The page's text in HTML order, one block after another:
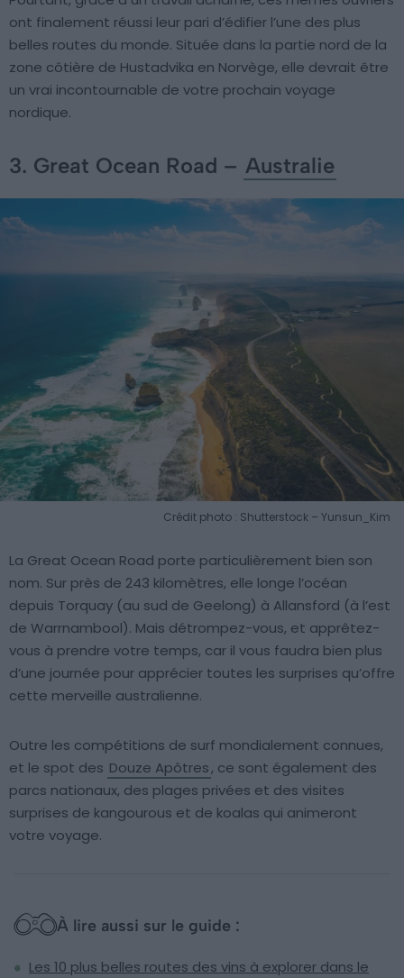
ont finalement réussi leur pari d’édifier l’une des plus
belles routes du monde. Située dans la partie nord de la
zone côtière de Hustadvika en Norvège, elle devrait être
un vrai incontournable de votre prochain voyage
nordique.
3. Great Ocean Road – Australie
Crédit photo : Shutterstock – Yunsun_Kim
La Great Ocean Road porte particulièrement bien son
nom. Sur près de 243 kilomètres, elle longe l’océan
depuis Torquay (au sud de Geelong) à Allansford (à l’est
de Warrnambool). Mais détrompez-vous, et apprêtez-
vous à prendre votre temps, car il vous faudra bien plus
d’une journée pour apprécier toutes les surprises qu’offre
cette merveille australienne.
Outre les compétitions de surf mondialement connues,
et le spot des Douze Apôtres, ce sont également des
parcs nationaux, des plages privées et des visites
surprises de kangourous et de koalas qui animeront
votre voyage.
À lire aussi sur le guide :
Les 10 plus belles routes des vins à explorer dans le